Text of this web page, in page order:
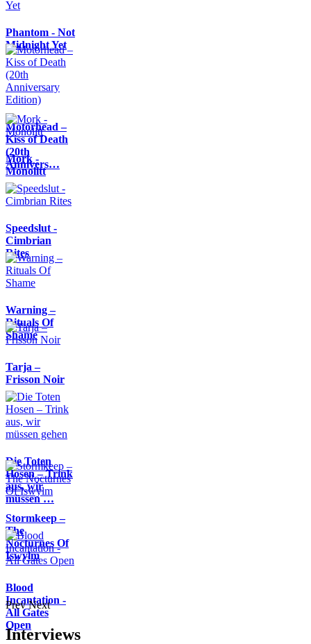
Phantom - Not
Midnight Yet
Motörhead –
Kiss of Death
(20th
Annivers…
Mork -
Monolitt
Speedslut -
Cimbrian
Rites
Warning –
Rituals Of
Shame
Tarja –
Frisson Noir
Die Toten
Hosen – Trink
aus, wir
müssen …
Stormkeep –
The
Nocturnes Of
Iswylm
Blood
Incantation -
All Gates
Open
Prev Next
Interviews